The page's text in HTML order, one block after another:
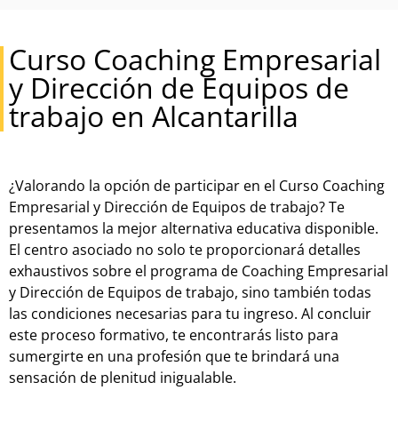
Curso Coaching Empresarial
y Dirección de Equipos de
trabajo en Alcantarilla
¿Valorando la opción de participar en el Curso Coaching
Empresarial y Dirección de Equipos de trabajo? Te
presentamos la mejor alternativa educativa disponible.
El centro asociado no solo te proporcionará detalles
exhaustivos sobre el programa de Coaching Empresarial
y Dirección de Equipos de trabajo, sino también todas
las condiciones necesarias para tu ingreso. Al concluir
este proceso formativo, te encontrarás listo para
sumergirte en una profesión que te brindará una
sensación de plenitud inigualable.